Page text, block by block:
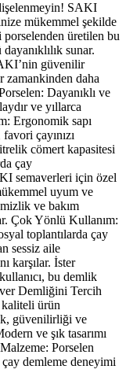
SAKI
mükemmel şekilde
porselenden üretilen bu
sunar.
güvenilir
zamankinden daha
Dayanıklı ve
ve yıllarca
Ergonomik sapı
çayınızı
cömert kapasitesi
çay
semaverleri için özel
uyum ve
ve bakım
Çok Yönlü Kullanım:
toplantılarda çay
sessiz aile
karşılar. İster
bu demlik
Demliğini Tercih
ürün
güvenilirliği ve
ve şık tasarımı
Porselen
çay demleme deneyimi